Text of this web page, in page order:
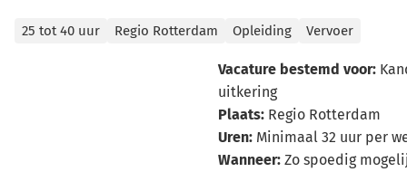
25 tot 40 uur Regio Rotterdam Opleiding Vervoer
Vacature bestemd voor:
uitkering
Plaats: Regio Rotterdam
Uren: Minimaal 32 uur per
Wanneer: Zo spoedig